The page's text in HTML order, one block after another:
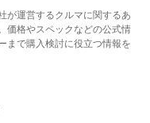
が運営するクルマに関するあ
価格やスペックなどの公式情
まで購入検討に役立つ情報を